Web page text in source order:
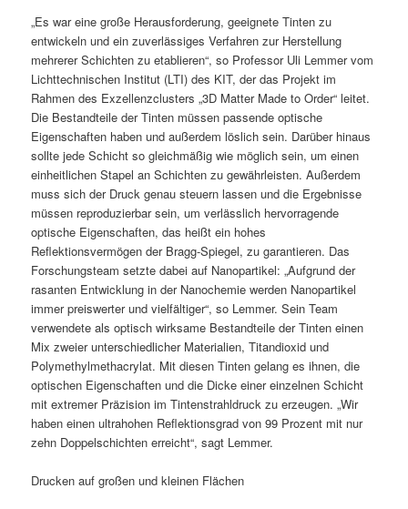
„Es war eine große Herausforderung, geeignete Tinten zu
entwickeln und ein zuverlässiges Verfahren zur Herstellung
mehrerer Schichten zu etablieren“, so Professor Uli Lemmer vom
Lichttechnischen Institut (LTI) des KIT, der das Projekt im
Rahmen des Exzellenzclusters „3D Matter Made to Order“ leitet.
Die Bestandteile der Tinten müssen passende optische
Eigenschaften haben und außerdem löslich sein. Darüber hinaus
sollte jede Schicht so gleichmäßig wie möglich sein, um einen
einheitlichen Stapel an Schichten zu gewährleisten. Außerdem
muss sich der Druck genau steuern lassen und die Ergebnisse
müssen reproduzierbar sein, um verlässlich hervorragende
optische Eigenschaften, das heißt ein hohes
Reflektionsvermögen der Bragg-Spiegel, zu garantieren. Das
Forschungsteam setzte dabei auf Nanopartikel: „Aufgrund der
rasanten Entwicklung in der Nanochemie werden Nanopartikel
immer preiswerter und vielfältiger“, so Lemmer. Sein Team
verwendete als optisch wirksame Bestandteile der Tinten einen
Mix zweier unterschiedlicher Materialien, Titandioxid und
Polymethylmethacrylat. Mit diesen Tinten gelang es ihnen, die
optischen Eigenschaften und die Dicke einer einzelnen Schicht
mit extremer Präzision im Tintenstrahldruck zu erzeugen. „Wir
haben einen ultrahohen Reflektionsgrad von 99 Prozent mit nur
zehn Doppelschichten erreicht“, sagt Lemmer.
Drucken auf großen und kleinen Flächen